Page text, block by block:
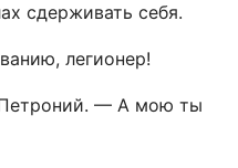
сдерживать себя.
легионер!
— А мою ты